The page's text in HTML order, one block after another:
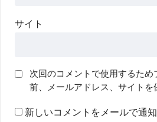
サイト
次回のコメントで使用するため
前、メールアドレス、サイトを
新しいコメントをメールで通知